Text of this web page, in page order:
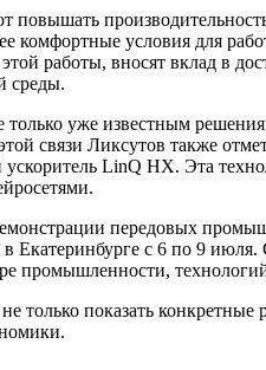
комфортные условия для
работы, вносят вклад в
среды.
уже известным
связи Ликсутов также
LinQ HX. Эта
передовых
Екатеринбурге с 6 по 9
промышленности,
только показать